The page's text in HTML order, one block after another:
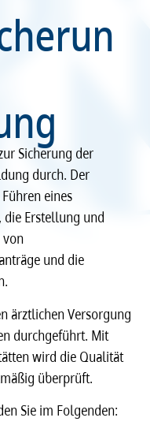
Sicherung der
durch. Der
eines
Erstellung und
und die
ärztlichen Versorgung
durchgeführt. Mit
wird die Qualität
überprüft.
Sie im Folgenden: